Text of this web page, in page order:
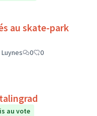
au skate-park
0
0
au vote